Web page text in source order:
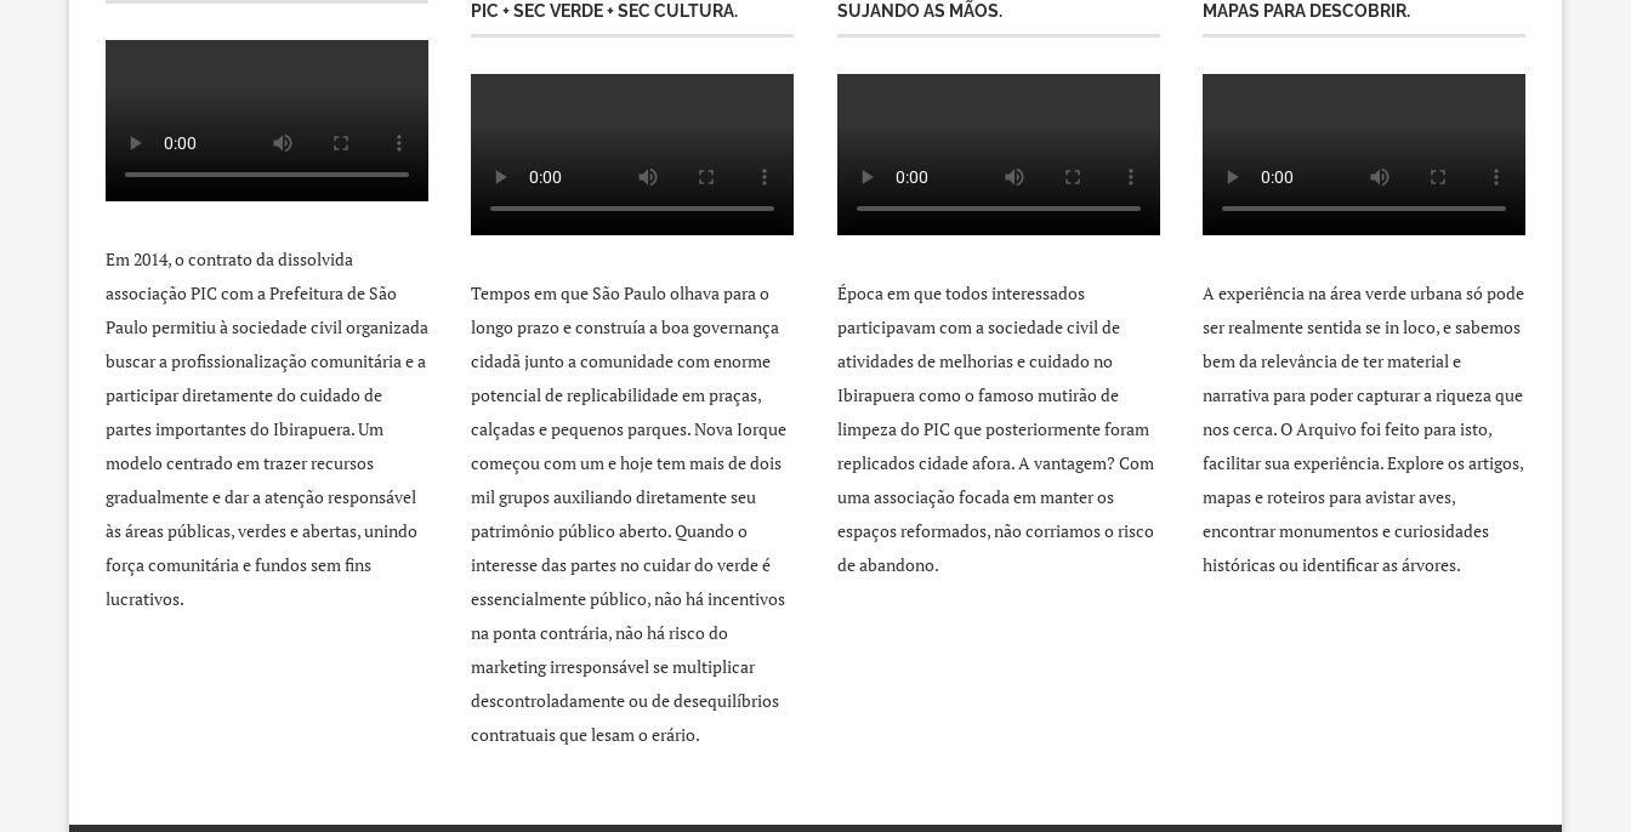
Em 2014, o contrato da dissolvida
associação PIC com a Prefeitura de São
Paulo permitiu à sociedade civil organizada
buscar a profissionalização comunitária e a
participar diretamente do cuidado de
partes importantes do Ibirapuera. Um
modelo centrado em trazer recursos
gradualmente e dar a atenção responsável
às áreas públicas, verdes e abertas, unindo
força comunitária e fundos sem fins
lucrativos.
PIC + SEC VERDE + SEC CULTURA.
Tempos em que São Paulo olhava para o
longo prazo e construía a boa governança
cidadã junto a comunidade com enorme
potencial de replicabilidade em praças,
calçadas e pequenos parques. Nova Iorque
começou com um e hoje tem mais de dois
mil grupos auxiliando diretamente seu
patrimônio público aberto. Quando o
interesse das partes no cuidar do verde é
essencialmente público, não há incentivos
na ponta contrária, não há risco do
marketing irresponsável se multiplicar
descontroladamente ou de desequilíbrios
contratuais que lesam o erário.
SUJANDO AS MÃOS.
Época em que todos interessados
participavam com a sociedade civil de
atividades de melhorias e cuidado no
Ibirapuera como o famoso mutirão de
limpeza do PIC que posteriormente foram
replicados cidade afora. A vantagem? Com
uma associação focada em manter os
espaços reformados, não corriamos o risco
de abandono.
MAPAS PARA DESCOBRIR.
A experiência na área verde urbana só pode
ser realmente sentida se in loco, e sabemos
bem da relevância de ter material e
narrativa para poder capturar a riqueza que
nos cerca. O Arquivo foi feito para isto,
facilitar sua experiência. Explore os artigos,
mapas e roteiros para avistar aves,
encontrar monumentos e curiosidades
históricas ou identificar as árvores.